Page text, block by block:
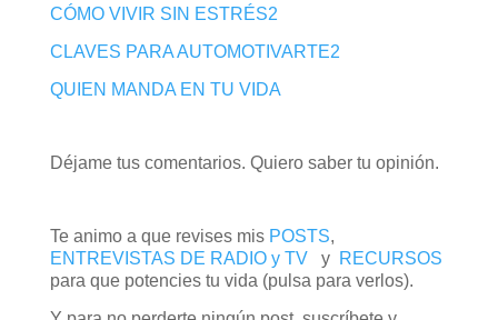
CÓMO VIVIR SIN ESTRÉS2
CLAVES PARA AUTOMOTIVARTE2
QUIEN MANDA EN TU VIDA
Déjame tus comentarios. Quiero saber tu opinión.
Te animo a que revises mis POSTS,
ENTREVISTAS DE RADIO y TVy RECURSOS
para que potencies tu vida (pulsa para verlos).